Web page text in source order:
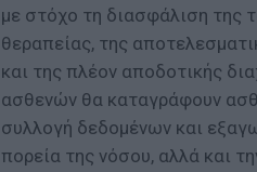
με στόχο τη διασφάλιση της
θεραπείας, της
και της πλέον αποδοτικής
ασθενών θα καταγράφουν
συλλογή δεδομένων και
πορεία της νόσου, αλλά και